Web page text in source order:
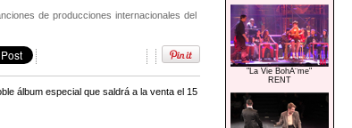
de producciones internacionales del
álbum especial que saldrá a la venta el 15
"La Vie BohÃ¨me"
RENT